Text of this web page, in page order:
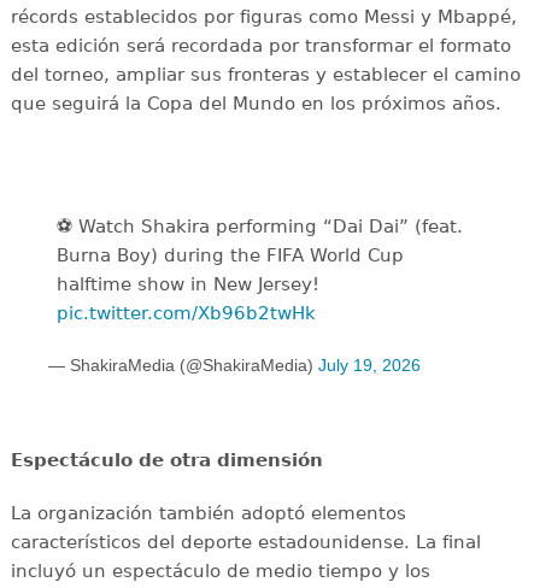
récords establecidos por figuras como Messi y Mbappé,
esta edición será recordada por transformar el formato
del torneo, ampliar sus fronteras y establecer el camino
que seguirá la Copa del Mundo en los próximos años.
⚽️️ Watch Shakira performing “Dai Dai” (feat.
Burna Boy) during the FIFA World Cup
halftime show in New Jersey!
pic.twitter.com/Xb96b2twHk
— ShakiraMedia (@ShakiraMedia) July 19, 2026
Espectáculo de otra dimensión
La organización también adoptó elementos
característicos del deporte estadounidense. La final
incluyó un espectáculo de medio tiempo y los